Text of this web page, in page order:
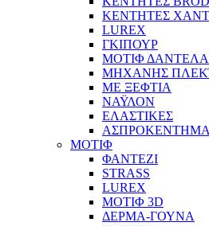
ΚΕΝΤΗΤΕΣ
LUREX
ΓΚΙΠΟΥΡ
ΜΟΤΙΦ
ΜΗΧΑΝΗΣ
ΜΕ ΞΕΦΤΙΑ
ΝΑΫΛΟΝ
ΕΛΑΣΤΙΚΕΣ
ΜΟΤΙΦ
ΦΑΝΤΕΖΙ
STRASS
LUREX
ΜΟΤΙΦ 3D
ΔΕΡΜΑ-ΓΟΥΝΑ